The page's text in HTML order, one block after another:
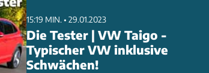
15:19 MIN. • 29.01.2023
Die Tester | VW Taigo -
Typischer VW inklusive
Schwächen!